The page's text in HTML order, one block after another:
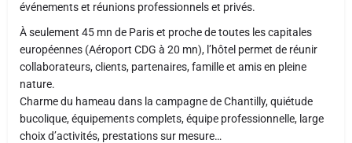
événements et réunions professionnels et privés.
À seulement 45 mn de Paris et proche de toutes les capitales
européennes (Aéroport CDG à 20 mn), l’hôtel permet de réunir
collaborateurs, clients, partenaires, famille et amis en pleine
nature.
Charme du hameau dans la campagne de Chantilly, quiétude
bucolique, équipements complets, équipe professionnelle, large
choix d’activités, prestations sur mesure…